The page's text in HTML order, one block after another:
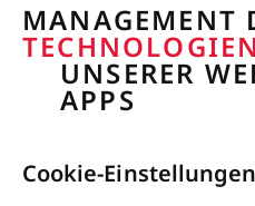
MANAGEMENT
UNSERER
APPS
Cookie-Einstellungen